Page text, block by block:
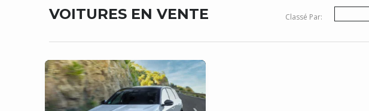
VOITURES EN VENTE Classé Par: